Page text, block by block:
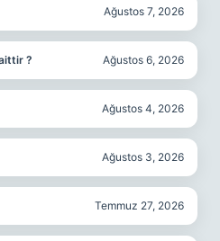
Ağustos 7, 2026
? Ağustos 6, 2026
Ağustos 4, 2026
Ağustos 3, 2026
Temmuz 27, 2026